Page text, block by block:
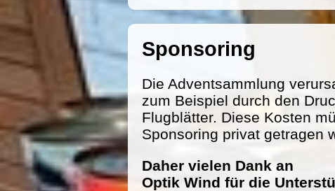
Sponsoring
Die Adventsammlung
zum Beispiel durch den
Flugblätter. Diese Kosten
Sponsoring privat getragen
Daher vielen Dank an
Optik Wind für die